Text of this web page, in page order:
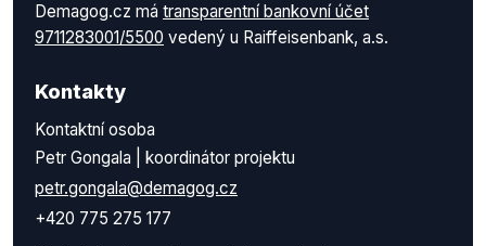
Demagog.cz má transparentní bankovní účet
9711283001/5500 vedený u Raiffeisenbank, a.s.
Kontakty
Kontaktní osoba
Petr Gongala | koordinátor projektu
petr.gongala@demagog.cz
+420 775 275 177